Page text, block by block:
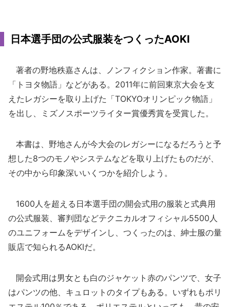
日本選手団の公式服装をつくったAOKI
著者の野地秩嘉さんは、ノンフィクション作家。著書に
「トヨタ物語」などがある。2011年に前回東京大会を支
えたレガシーを取り上げた「TOKYOオリンピック物語」
を出し、ミズノスポーツライター賞優秀賞を受賞した。
本書は、野地さんが今大会のレガシーになるだろうと予
想した8つのモノやシステムなどを取り上げたものだが、
その中から印象深いいくつかを紹介しよう。
1600人を超える日本選手団の開会式用の服装と式典用
の公式服装、審判団などテクニカルオフィシャル5500人
のユニフォームをデザインし、つくったのは、紳士服の量
販店で知られるAOKIだ。
開会式用は男女とも白のジャケット赤のパンツで、女子
はパンツの他、キュロットのタイプもある。いずれもポリ